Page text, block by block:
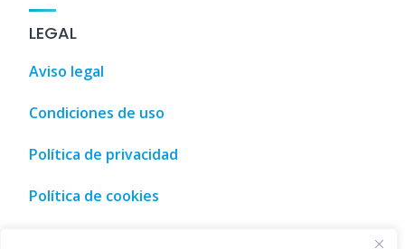
LEGAL
Aviso legal
Condiciones de uso
Política de privacidad
Política de cookies